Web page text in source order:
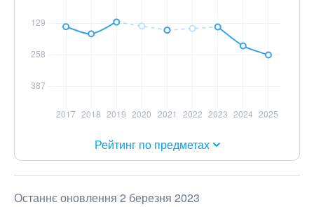
Рейтинг по предметах
Останнє оновлення 2 березня 2023